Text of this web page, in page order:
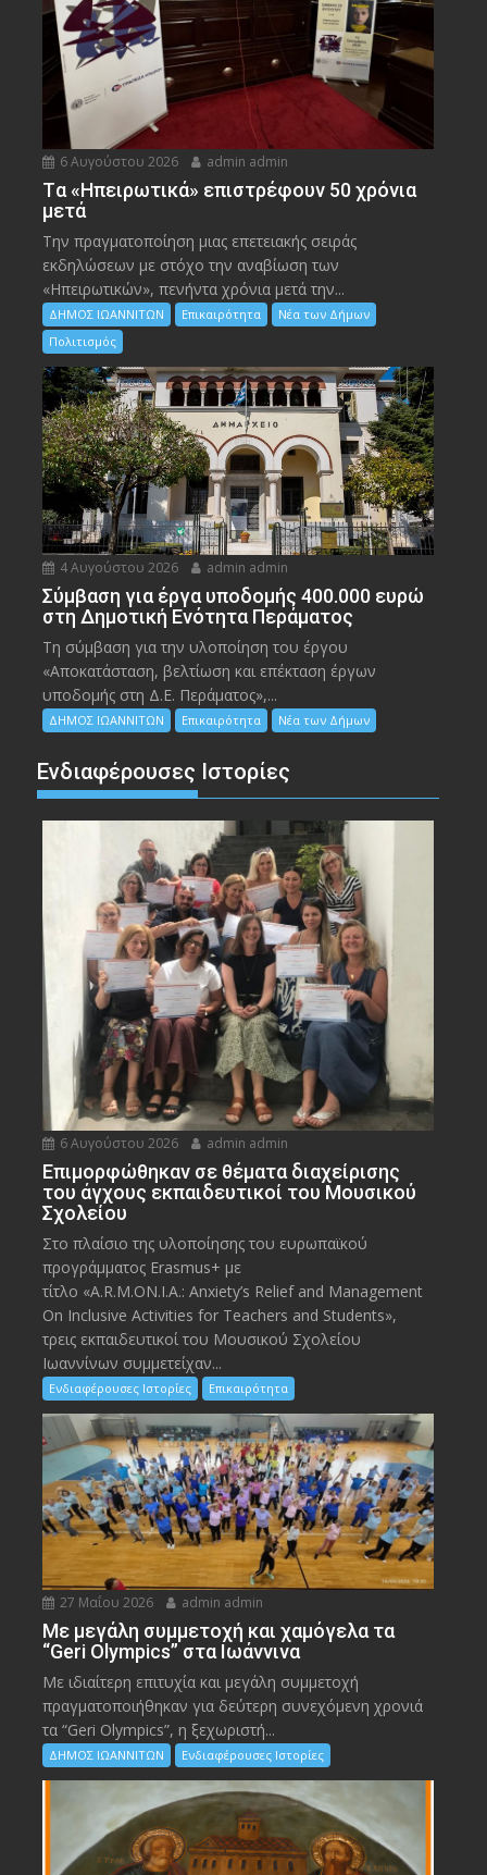
6 Αυγούστου 2026 admin admin
Tα «Ηπειρωτικά» επιστρέφουν 50 χρόνια
μετά
Την πραγματοποίηση μιας επετειακής σειράς
εκδηλώσεων με στόχο την αναβίωση των
«Ηπειρωτικών», πενήντα χρόνια μετά την...
ΔΗΜΟΣ ΙΩΑΝΝΙΤΩΝ Επικαιρότητα
Νέα των Δήμων
Πολιτισμός
4 Αυγούστου 2026 admin admin
Σύμβαση για έργα υποδομής 400.000 ευρώ
στη Δημοτική Ενότητα Περάματος
Τη σύμβαση για την υλοποίηση του έργου
«Αποκατάσταση, βελτίωση και επέκταση έργων
υποδομής στη Δ.Ε. Περάματος»,...
ΔΗΜΟΣ ΙΩΑΝΝΙΤΩΝ Επικαιρότητα Νέα των Δήμων
Ενδιαφέρουσες Ιστορίες
6 Αυγούστου 2026 admin admin
Eπιμορφώθηκαν σε θέματα διαχείρισης
του άγχους εκπαιδευτικοί του Μουσικού
Σχολείου
Στο πλαίσιο της υλοποίησης του ευρωπαϊκού
προγράμματος Erasmus+ με
τίτλο «A.R.M.ON.I.A.: Anxiety’s Relief and Management
On Inclusive Activities for Teachers and Students»,
τρεις εκπαιδευτικοί του Μουσικού Σχολείου
Ιωαννίνων συμμετείχαν...
Ενδιαφέρουσες Ιστορίες Επικαιρότητα
27 Μαΐου 2026 admin admin
Με μεγάλη συμμετοχή και χαμόγελα τα
“Geri Olympics” στα Ιωάννινα
Με ιδιαίτερη επιτυχία και μεγάλη συμμετοχή
πραγματοποιήθηκαν για δεύτερη συνεχόμενη χρονιά
τα “Geri Olympics”, η ξεχωριστή...
ΔΗΜΟΣ ΙΩΑΝΝΙΤΩΝ Ενδιαφέρουσες Ιστορίες